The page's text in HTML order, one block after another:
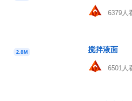
6379人
2.8M 搅拌液面
6501人